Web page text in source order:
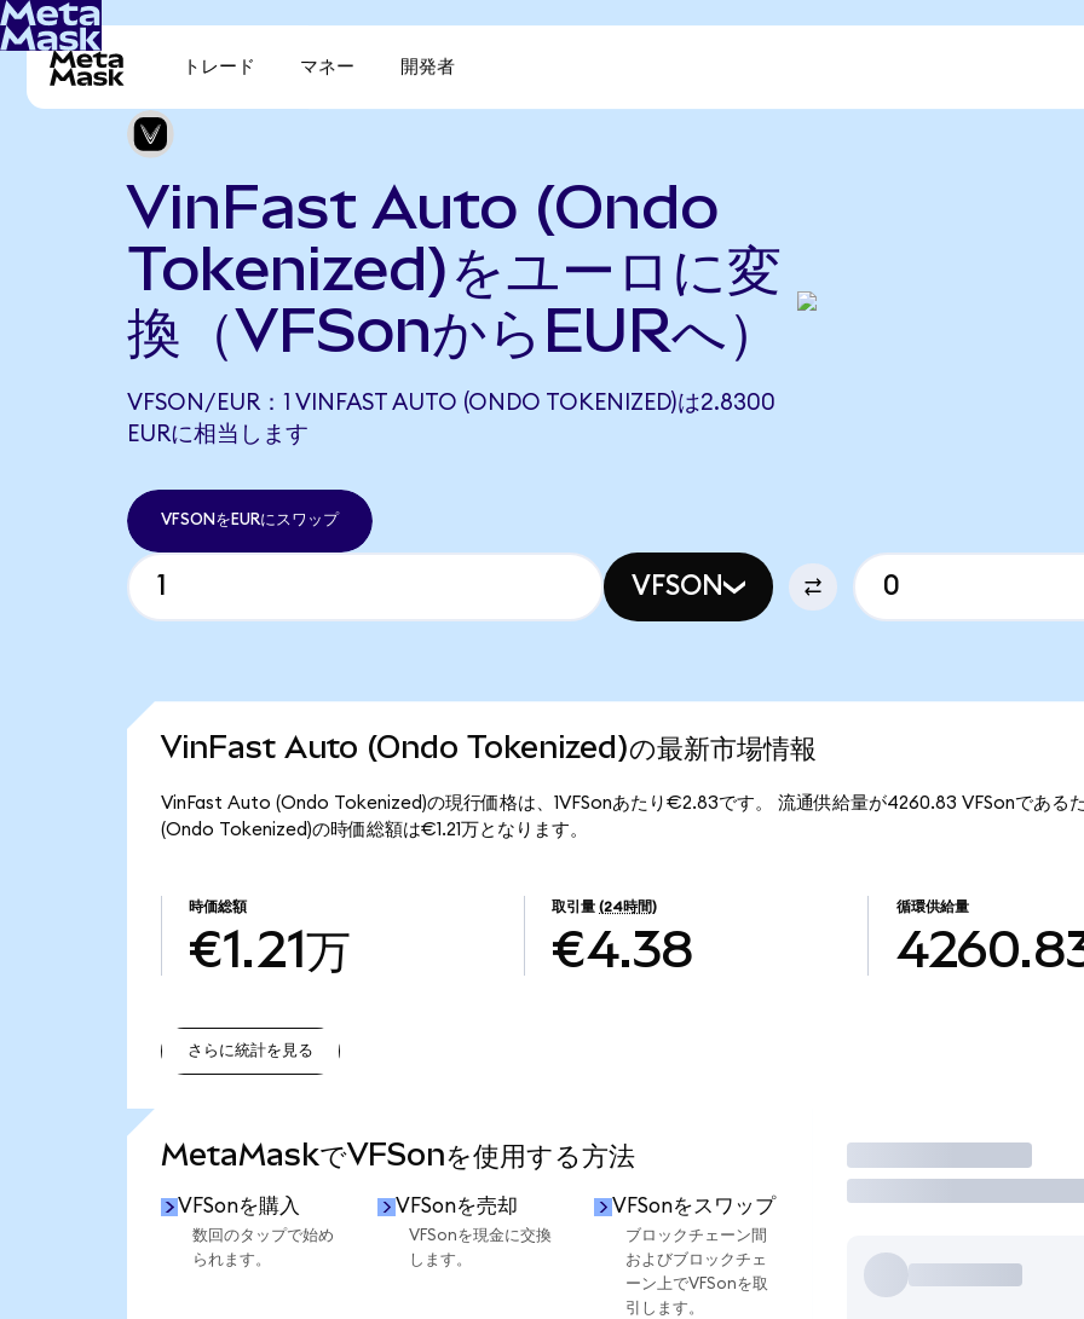
トレード マネー 開発者
VinFast Auto (Ondo
Tokenized)をユーロに変
換（VFSonからEURへ）
VFSON/EUR：1 VINFAST AUTO (ONDO TOKENIZED)は2.8300
EURに相当します
VFSONをEURにスワップ
VFSON
VinFast Auto (Ondo Tokenized)の最新市場情報
VinFast Auto (Ondo Tokenized)の現行価格は、1VFSonあたり€2.83です。 流通供給量が4260.83 VFSonである
(Ondo Tokenized)の時価総額は€1.21万となります。
時価総額
€1.21万
取引量 (24時間)
€4.38
循環供給量
さらに統計を見る
MetaMaskでVFSonを使用する方法
VFSonを購入
数回のタップで始め
られます。
VFSonを売却
VFSonを現金に交換
します。
VFSonをスワップ
ブロックチェーン間
およびブロックチェ
ーン上でVFSonを取
引します。
取引